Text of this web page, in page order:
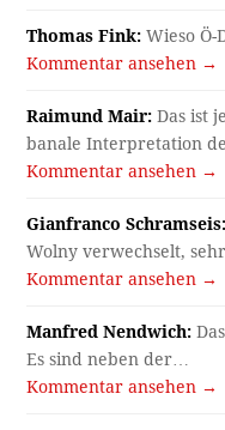
Thomas Fink: Wieso Ö-
Kommentar ansehen →
Raimund Mair: Das ist
banale Interpretation
Kommentar ansehen →
Gianfranco Schramseis:
Wolny verwechselt,
Kommentar ansehen →
Manfred Nendwich:
Es sind neben der…
Kommentar ansehen →